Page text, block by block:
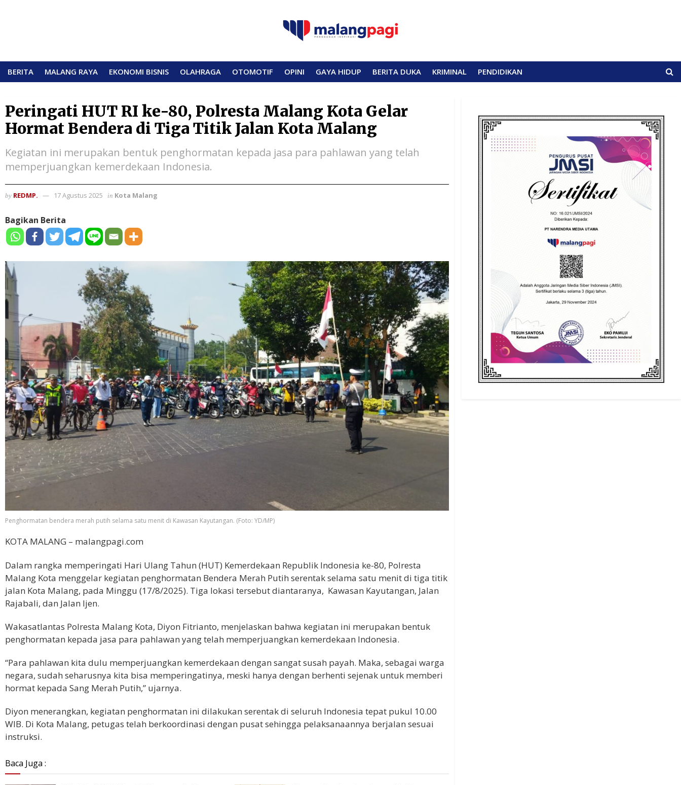
BERITA MALANG RAYA EKONOMI BISNIS OLAHRAGA OTOMOTIF OPINI GAYA HIDUP BERITA DUKA KRIMINAL PENDIDIKAN
Peringati HUT RI ke-80, Polresta Malang Kota Gelar
Hormat Bendera di Tiga Titik Jalan Kota Malang
Kegiatan ini merupakan bentuk penghormatan kepada jasa para pahlawan yang telah
memperjuangkan kemerdekaan Indonesia.
by REDMP. 17 Agustus 2025 in Kota Malang
Bagikan Berita
Penghormatan bendera merah putih selama satu menit di Kawasan Kayutangan. (Foto: YD/MP)
KOTA MALANG – malangpagi.com
Dalam rangka memperingati Hari Ulang Tahun (HUT) Kemerdekaan Republik Indonesia ke-80, Polresta
Malang Kota menggelar kegiatan penghormatan Bendera Merah Putih serentak selama satu menit di tiga titik
jalan Kota Malang, pada Minggu (17/8/2025). Tiga lokasi tersebut diantaranya, Kawasan Kayutangan, Jalan
Rajabali, dan Jalan Ijen.
Wakasatlantas Polresta Malang Kota, Diyon Fitrianto, menjelaskan bahwa kegiatan ini merupakan bentuk
penghormatan kepada jasa para pahlawan yang telah memperjuangkan kemerdekaan Indonesia.
“Para pahlawan kita dulu memperjuangkan kemerdekaan dengan sangat susah payah. Maka, sebagai warga
negara, sudah seharusnya kita bisa memperingatinya, meski hanya dengan berhenti sejenak untuk memberi
hormat kepada Sang Merah Putih,” ujarnya.
Diyon menerangkan, kegiatan penghormatan ini dilakukan serentak di seluruh Indonesia tepat pukul 10.00
WIB. Di Kota Malang, petugas telah berkoordinasi dengan pusat sehingga pelaksanaannya berjalan sesuai
instruksi.
Baca Juga :